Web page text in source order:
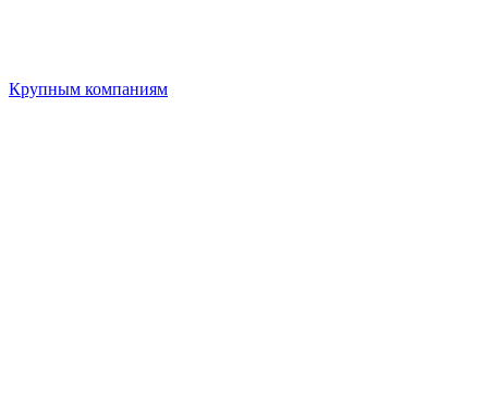
Крупным компаниям